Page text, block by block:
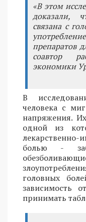
«В этом
доказали,
связана с
препаратов
соавтор
экономики
В
человека с
напряжения.
одной из
болью -
головных
зависимость
принимать